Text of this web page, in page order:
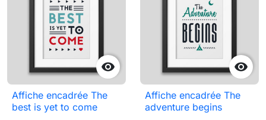

Affiche encadrée The
best is yet to come

Affiche encadrée The
adventure begins